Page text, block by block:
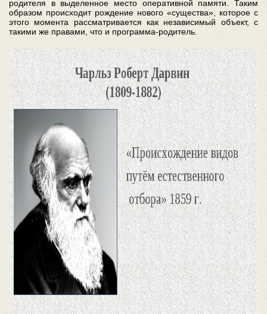
родителя в выделенное место оперативной памяти. Таким
образом происходит рождение нового «существа», которое с
этого момента рассматривается как независимый объект, с
такими же правами, что и программа-родитель.